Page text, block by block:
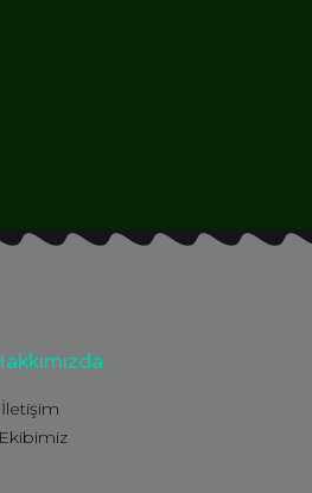
İletişim
Ekibimiz